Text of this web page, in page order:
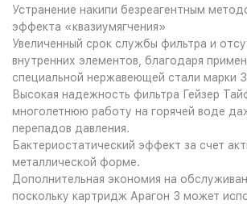
Устранение накипи безреагентным
эффекта «квазиумягчения»
Увеличенный срок службы фильтра и
внутренних элементов, благодаря
специальной нержавеющей стали марки
Высокая надежность фильтра Гейзер
многолетнюю работу на горячей воде
перепадов давления.
Бактериостатический эффект за счет
металлической форме.
Дополнительная экономия на
поскольку картридж Арагон 3 может